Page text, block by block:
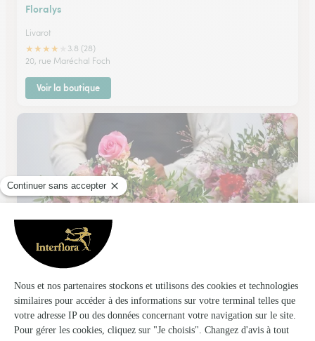
Floralys
Livarot
★★★★
3.8 (28)
20, rue Maréchal Foch
Voir la boutique
Ma Jungle Panachee
Serquigny
17 Rue Max Carpentier
Voir la boutique